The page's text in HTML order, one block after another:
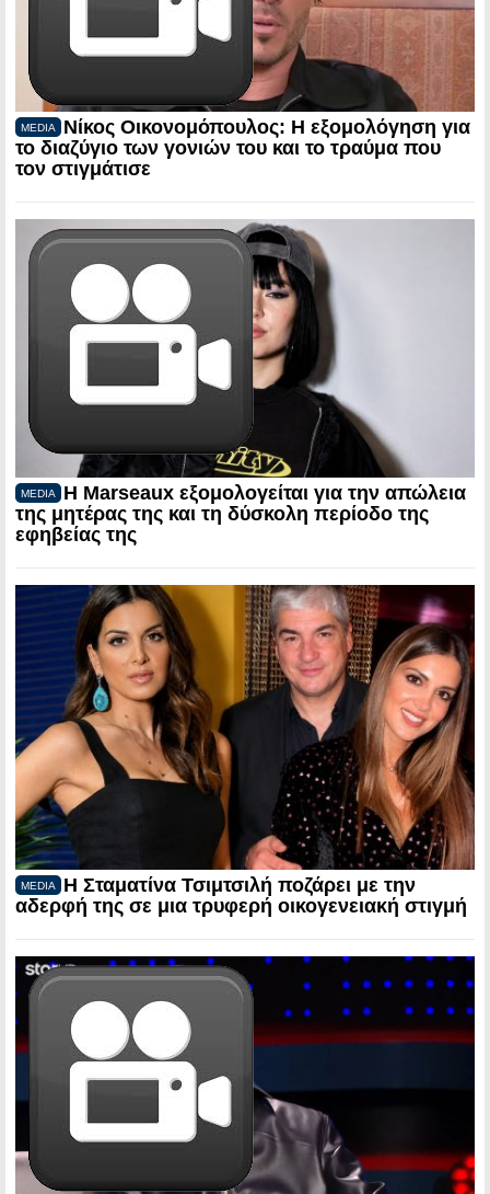
MEDIA
Νίκος Οικονομόπουλος: Η εξομολόγηση για
το διαζύγιο των γονιών του και το τραύμα που
τον στιγμάτισε
MEDIA
Η Marseaux εξομολογείται για την απώλεια
της μητέρας της και τη δύσκολη περίοδο της
εφηβείας της
MEDIA
Η Σταματίνα Τσιμτσιλή ποζάρει με την
αδερφή της σε μια τρυφερή οικογενειακή στιγμή